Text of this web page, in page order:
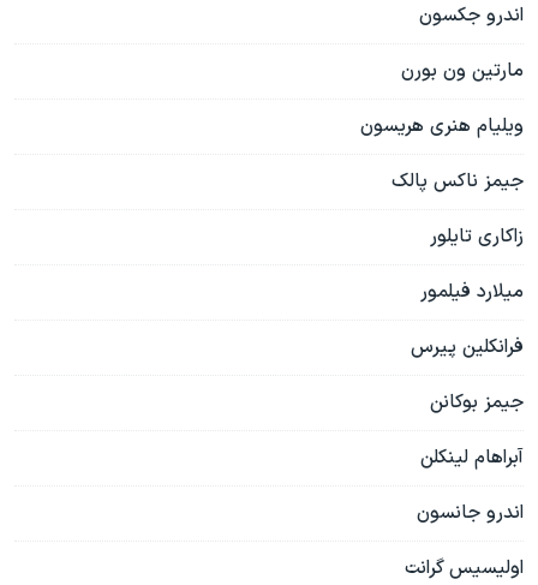
اندرو جکسون
مارتین ون بورن
ویلیام هنری هریسون
جيمز ناکس پالک
زاکاری تایلور
میلارد فیلمور
فرانکلین پیرس
جیمز بوکانن
آبراهام لینکلن
اندرو جانسون
اولیسیس گرانت